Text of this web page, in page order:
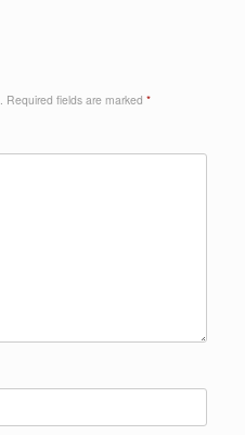
Required fields are marked *